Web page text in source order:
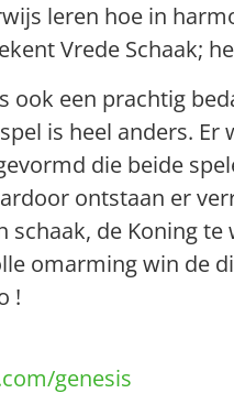
leren hoe in
Vrede Schaak;
ook een prachtig
is heel anders.
die beide
ontstaan er
schaak, de Koning
omarming win de
!
genesis